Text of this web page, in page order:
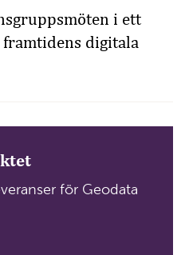
i ett
digitala
för Geodata